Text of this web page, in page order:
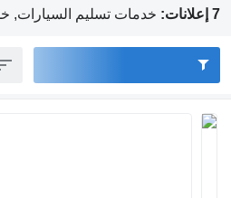
7 إعلانات: خدمات تسليم السيارات,